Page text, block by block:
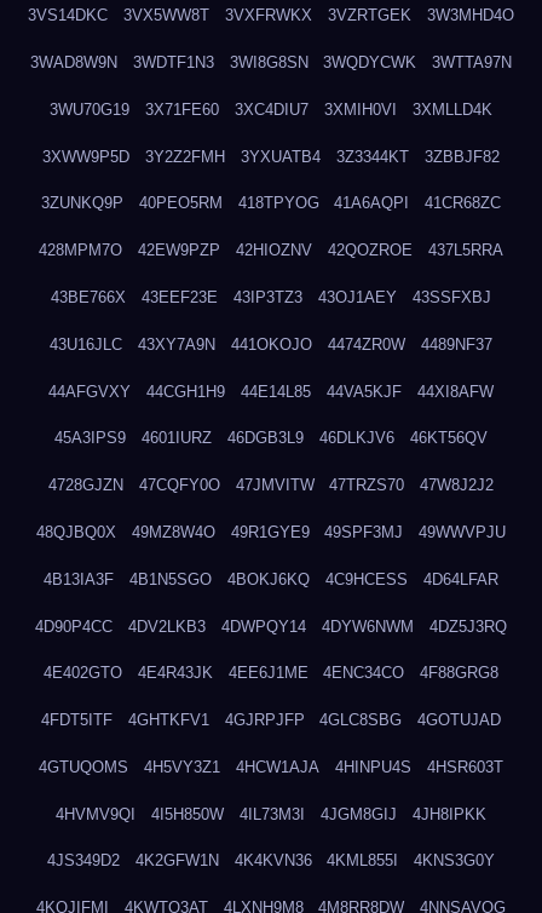
3VS14DKC 3VX5WW8T 3VXFRWKX 3VZRTGEK 3W3MHD4O
3WAD8W9N 3WDTF1N3 3WI8G8SN 3WQDYCWK 3WTTA97N
3WU70G19 3X71FE60 3XC4DIU7 3XMIH0VI 3XMLLD4K
3XWW9P5D 3Y2Z2FMH 3YXUATB4 3Z3344KT 3ZBBJF82
3ZUNKQ9P 40PEO5RM 418TPYOG 41A6AQPI 41CR68ZC
428MPM7O 42EW9PZP 42HIOZNV 42QOZROE 437L5RRA
43BE766X 43EEF23E 43IP3TZ3 43OJ1AEY 43SSFXBJ
43U16JLC 43XY7A9N 441OKOJO 4474ZR0W 4489NF37
44AFGVXY 44CGH1H9 44E14L85 44VA5KJF 44XI8AFW
45A3IPS9 4601IURZ 46DGB3L9 46DLKJV6 46KT56QV
4728GJZN 47CQFY0O 47JMVITW 47TRZS70 47W8J2J2
48QJBQ0X 49MZ8W4O 49R1GYE9 49SPF3MJ 49WWVPJU
4B13IA3F 4B1N5SGO 4BOKJ6KQ 4C9HCESS 4D64LFAR
4D90P4CC 4DV2LKB3 4DWPQY14 4DYW6NWM 4DZ5J3RQ
4E402GTO 4E4R43JK 4EE6J1ME 4ENC34CO 4F88GRG8
4FDT5ITF 4GHTKFV1 4GJRPJFP 4GLC8SBG 4GOTUJAD
4GTUQOMS 4H5VY3Z1 4HCW1AJA 4HINPU4S 4HSR603T
4HVMV9QI 4I5H850W 4IL73M3I 4JGM8GIJ 4JH8IPKK
4JS349D2 4K2GFW1N 4K4KVN36 4KML855I 4KNS3G0Y
4KQJIFMI 4KWTO3AT 4LXNH9M8 4M8RR8DW 4NNSAVOG